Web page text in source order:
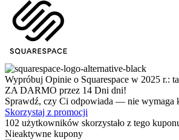
Wypróbuj Opinie o Squarespace w 2025 r.:
ZA DARMO przez 14 Dni dni!
Sprawdź, czy Ci odpowiada — nie wymaga
Skorzystaj z promocji
102 użytkowników skorzystało z tego
Nieaktywne kupony